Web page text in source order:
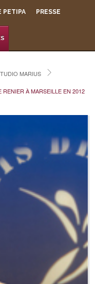
PETIPA PRESSE
MARIUS
RENIER À MARSEILLE EN 2012